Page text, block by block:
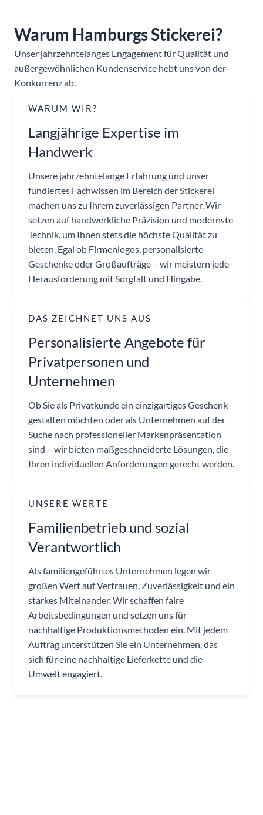
Warum Hamburgs Stickerei?
Unser jahrzehntelanges Engagement für Qualität und
außergewöhnlichen Kundenservice hebt uns von der
Konkurrenz ab.
WARUM WIR?
Langjährige Expertise im
Handwerk
Unsere jahrzehntelange Erfahrung und unser
fundiertes Fachwissen im Bereich der Stickerei
machen uns zu Ihrem zuverlässigen Partner. Wir
setzen auf handwerkliche Präzision und modernste
Technik, um Ihnen stets die höchste Qualität zu
bieten. Egal ob Firmenlogos, personalisierte
Geschenke oder Großaufträge – wir meistern jede
Herausforderung mit Sorgfalt und Hingabe.
DAS ZEICHNET UNS AUS
Personalisierte Angebote für
Privatpersonen und
Unternehmen
Ob Sie als Privatkunde ein einzigartiges Geschenk
gestalten möchten oder als Unternehmen auf der
Suche nach professioneller Markenpräsentation
sind – wir bieten maßgeschneiderte Lösungen, die
Ihren individuellen Anforderungen gerecht werden.
UNSERE WERTE
Familienbetrieb und sozial
Verantwortlich
Als familiengeführtes Unternehmen legen wir
großen Wert auf Vertrauen, Zuverlässigkeit und ein
starkes Miteinander. Wir schaffen faire
Arbeitsbedingungen und setzen uns für
nachhaltige Produktionsmethoden ein. Mit jedem
Auftrag unterstützen Sie ein Unternehmen, das
sich für eine nachhaltige Lieferkette und die
Umwelt engagiert.